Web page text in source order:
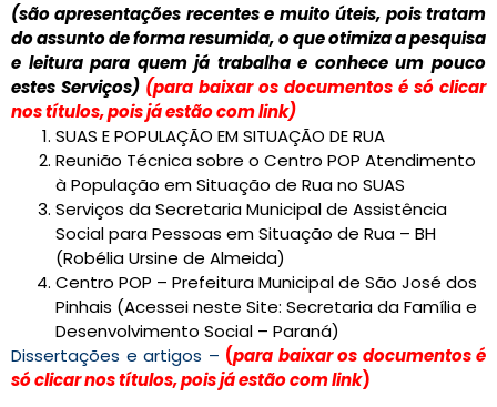
(são apresentações recentes e muito úteis, pois tratam
do assunto de forma resumida, o que otimiza a pesquisa
e leitura para quem já trabalha e conhece um pouco
estes Serviços) (para baixar os documentos é só clicar
nos títulos, pois já estão com link)
SUAS E POPULAÇÃO EM SITUAÇÃO DE RUA
Reunião Técnica sobre o Centro POP Atendimento
à População em Situação de Rua no SUAS
Serviços da Secretaria Municipal de Assistência
Social para Pessoas em Situação de Rua – BH
(Robélia Ursine de Almeida)
Centro POP – Prefeitura Municipal de São José dos
Pinhais (Acessei neste Site: Secretaria da Família e
Desenvolvimento Social – Paraná)
Dissertações e artigos – (para baixar os documentos é
só clicar nos títulos, pois já estão com link)